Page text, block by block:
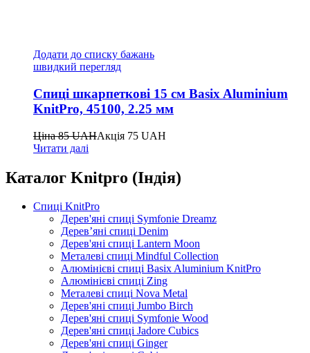
Додати до списку бажань
швидкий перегляд
Спиці шкарпеткові 15 см Basix Aluminium
KnitPro, 45100, 2.25 мм
Ціна85UAHАкція 75 UAH
Читати далі
Каталог Knitpro (Індія)
Спиці KnitPro
Дерев'яні спиці Symfonie Dreamz
Дерев’яні спиці Denim
Дерев'яні спиці Lantern Moon
Металеві спиці Mindful Collection
Алюмінієві спиці Basix Aluminium KnitPro
Алюмінієві спиці Zing
Металеві спиці Nova Metal
Дерев'яні спиці Jumbo Birch
Дерев'яні спиці Symfonie Wood
Дерев'яні спиці Jadore Cubics
Дерев'яні спиці Ginger